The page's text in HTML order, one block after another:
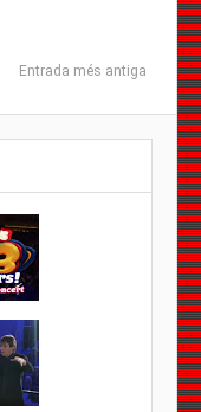
Entrada més antiga